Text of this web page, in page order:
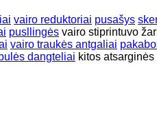
vairo reduktoriai pusašys
pusllingės vairo stiprintuvo
vairo traukės antgaliai
dangteliai kitos